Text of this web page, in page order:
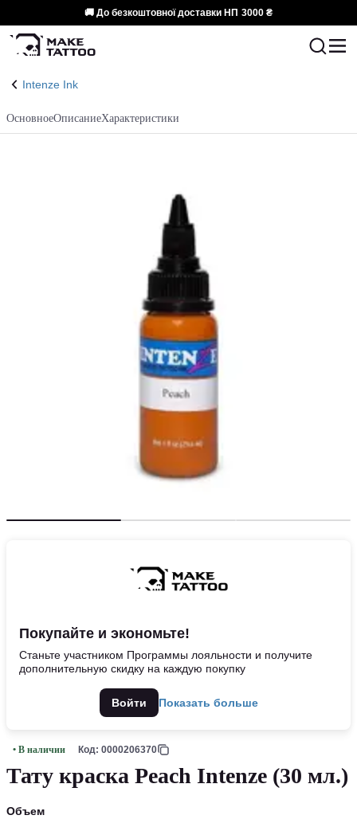
🚚 До безкоштовної доставки НП 3000 ₴
Intenze Ink
ОсновноеОписаниеХарактеристики
Покупайте и экономьте!
Станьте участником Программы лояльности и получите
дополнительную скидку на каждую покупку
Войти Показать больше
• В наличии Код: 0000206370
Тату краска Peach Intenze (30 мл.)
Объем